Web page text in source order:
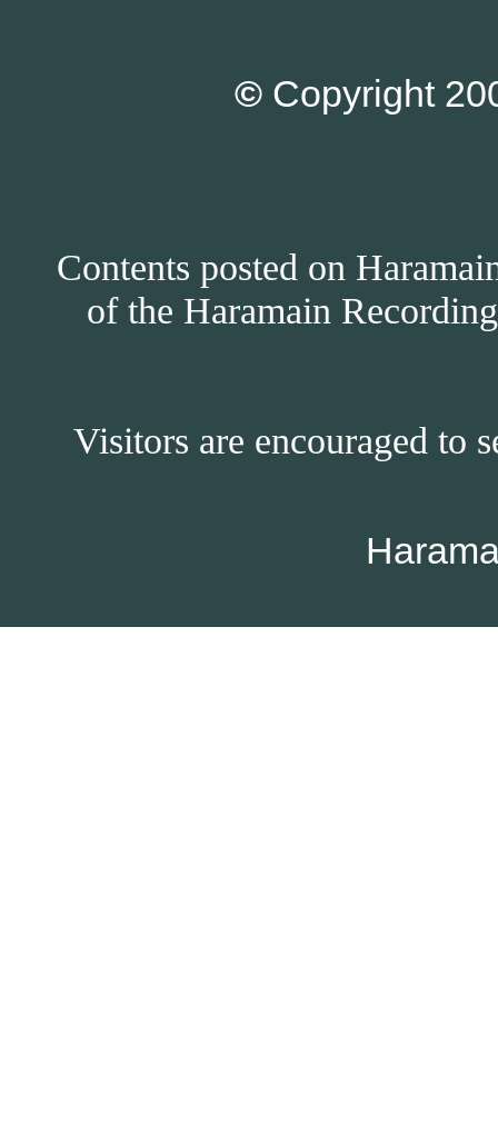
© Copyright
Contents posted on
of the Haramain
Visitors are encouraged to